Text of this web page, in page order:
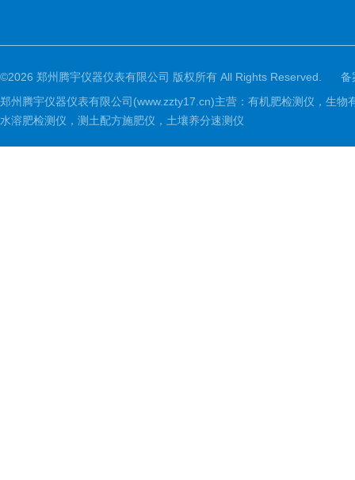
©2026 郑州腾宇仪器仪表有限公司 版权所有 All Rights Reserved.
备
郑州腾宇仪器仪表有限公司(www.zzty17.cn)主营：有机肥检测仪，生
水溶肥检测仪，测土配方施肥仪，土壤养分速测仪